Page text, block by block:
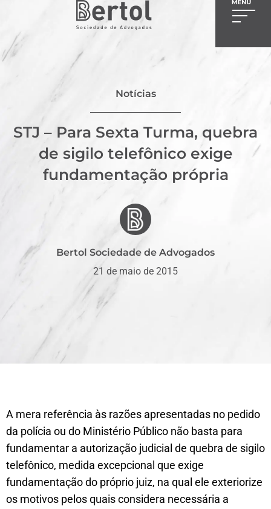
Notícias
STJ – Para Sexta Turma, quebra
de sigilo telefônico exige
fundamentação própria
Bertol Sociedade de Advogados
21 de maio de 2015
A mera referência às razões apresentadas no pedido
da polícia ou do Ministério Público não basta para
fundamentar a autorização judicial de quebra de sigilo
telefônico, medida excepcional que exige
fundamentação do próprio juiz, na qual ele exteriorize
os motivos pelos quais considera necessária a